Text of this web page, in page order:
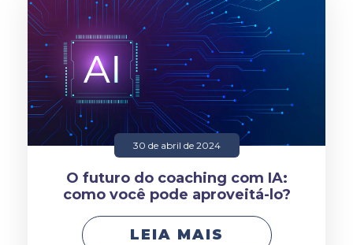
30 de abril de 2024
O futuro do coaching com IA:
como você pode aproveitá-lo?
LEIA MAIS